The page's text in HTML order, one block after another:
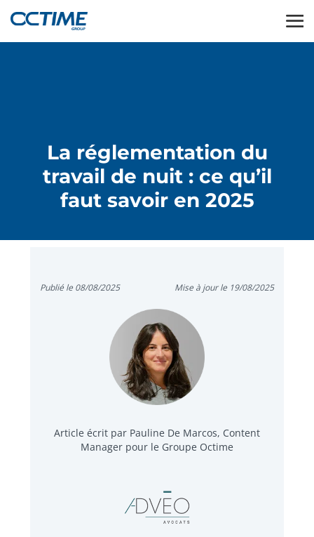
La réglementation du
travail de nuit : ce qu’il
faut savoir en 2025
Publié le 08/08/2025 Mise à jour le 19/08/2025
Article écrit par Pauline De Marcos, Content
Manager pour le Groupe Octime